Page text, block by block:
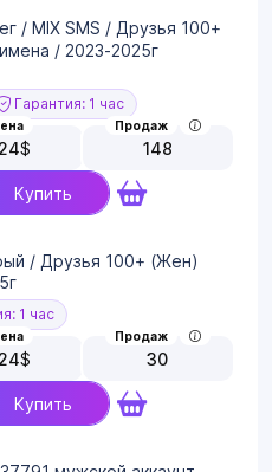
/ MIX SMS / Друзья 100+
/ 2023-2025г
Гарантия: 1 час
$
Продаж
148
Купить
/ Друзья 100+ (Жен)
1 час
$
Продаж
30
Купить